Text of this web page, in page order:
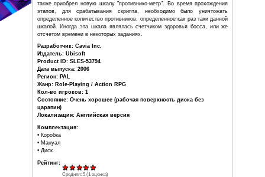
атаки, а также каждый этап характеризовался строгим
котором цели должны были быть выполнены.
приобретать предметы восстановления
увеличивающие боевые характеристики в магазинах,
на отдаленных местах, что хоть и привело к
испытаний, но также увеличило длительность
постоянных перелётов до места покупки и обратно.
Кроме того, весь полученный опыт, в ходе прохождения
после смерти, что позволило начинать игроку
его потери. Интерфейс потерпел небольшие
этапов, для срабатывания скрипта, необходимо
определенное количество противников, определенное
отсчетом времени в некоторых заданиях.